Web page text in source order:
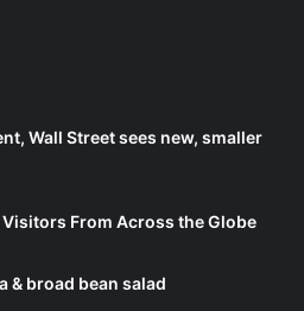
Wall Street sees new, smaller
From Across the Globe
& broad bean salad